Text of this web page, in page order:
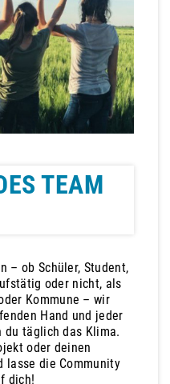
TEAM
– ob Schüler, Student,
oder nicht, als
Kommune – wir
Hand und jeder
du täglich das Klima.
oder deinen
lasse die Community
dich!